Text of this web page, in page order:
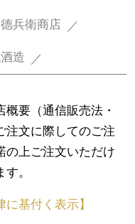
兵衛商店
造
要（通信販売法・
注文に際してのご注
の上ご注文いただけ
。
に基付く表示】